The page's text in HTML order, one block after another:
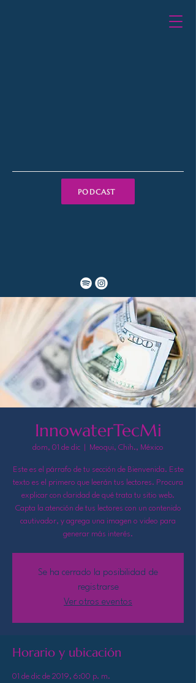
PODCAST
InnowaterTecMi
dom, 01 de dic Meoqui, Chih., México
Este es el párrafo de tu sección de Bienvenida. Este
texto es el primero que leerán tus lectores. Procura
explicar con claridad de qué trata tu sitio web.
Capta la atención de tus lectores con un contenido
cautivador, y agrega una imagen o video para
generar más interés.
Se ha cerrado la posibilidad de
registrarse
Ver otros eventos
Horario y ubicación
01 de dic de 2019, 6:00 p. m.